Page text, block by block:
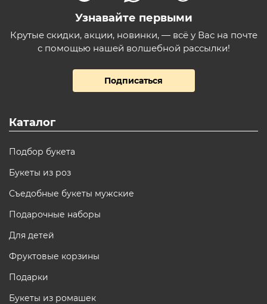
Узнавайте первыми
Крутые скидки, акции, новинки, — всё у Вас на почте
с помощью нашей волшебной рассылки!
Подписаться
Каталог
Подбор букета
Букеты из роз
Съедобные букеты мужские
Подарочные наборы
Для детей
Фруктовые корзины
Подарки
Букеты из ромашек